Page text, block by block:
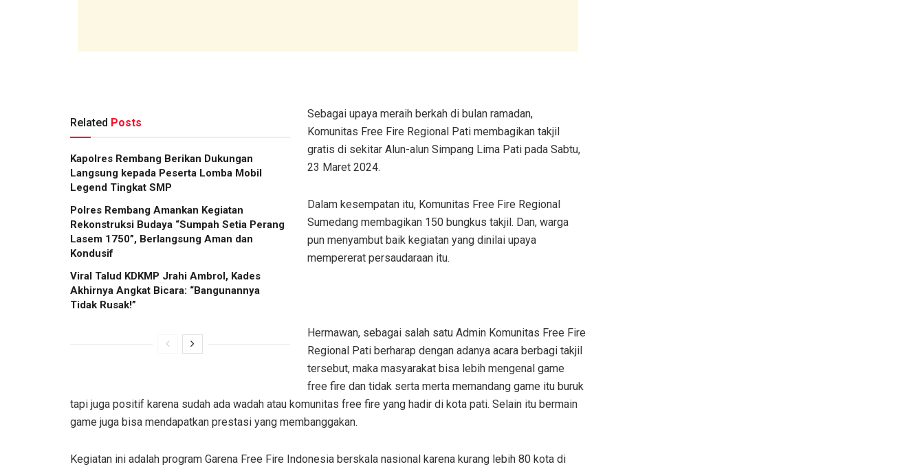
Related Posts
Kapolres Rembang Berikan Dukungan
Langsung kepada Peserta Lomba Mobil
Legend Tingkat SMP
Polres Rembang Amankan Kegiatan
Rekonstruksi Budaya “Sumpah Setia Perang
Lasem 1750”, Berlangsung Aman dan
Kondusif
Viral Talud KDKMP Jrahi Ambrol, Kades
Akhirnya Angkat Bicara: “Bangunannya
Tidak Rusak!”
Sebagai upaya meraih berkah di bulan ramadan,
Komunitas Free Fire Regional Pati membagikan takjil
gratis di sekitar Alun-alun Simpang Lima Pati pada Sabtu,
23 Maret 2024.
Dalam kesempatan itu, Komunitas Free Fire Regional
Sumedang membagikan 150 bungkus takjil. Dan, warga
pun menyambut baik kegiatan yang dinilai upaya
mempererat persaudaraan itu.
Hermawan, sebagai salah satu Admin Komunitas Free Fire
Regional Pati berharap dengan adanya acara berbagi takjil
tersebut, maka masyarakat bisa lebih mengenal game
free fire dan tidak serta merta memandang game itu buruk
tapi juga positif karena sudah ada wadah atau komunitas free fire yang hadir di kota pati. Selain itu bermain
game juga bisa mendapatkan prestasi yang membanggakan.
Kegiatan ini adalah program Garena Free Fire Indonesia berskala nasional karena kurang lebih 80 kota di